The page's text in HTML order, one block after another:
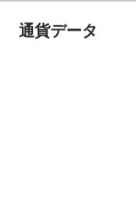
通貨データ